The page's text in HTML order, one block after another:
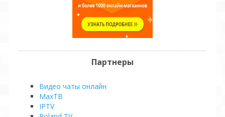
Партнеры
Видео чаты онлайн
MaxТВ
IPTV